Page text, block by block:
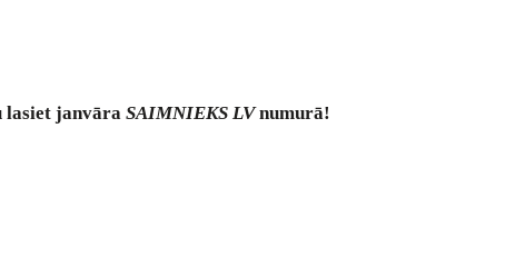
janvāra SAIMNIEKS LVnumurā!